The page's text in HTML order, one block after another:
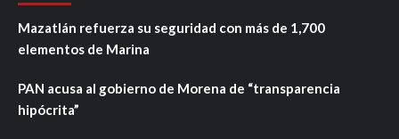
Mazatlán refuerza su seguridad con más de 1,700
elementos de Marina
PAN acusa al gobierno de Morena de “transparencia
hipócrita”